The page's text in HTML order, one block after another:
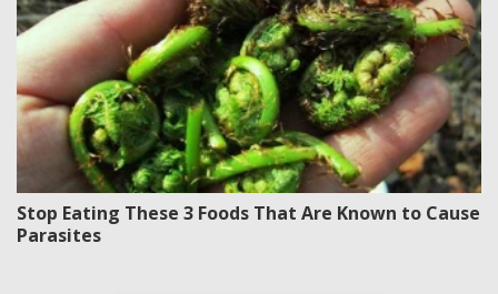
Stop Eating These 3 Foods That Are Known to Cause
Parasites